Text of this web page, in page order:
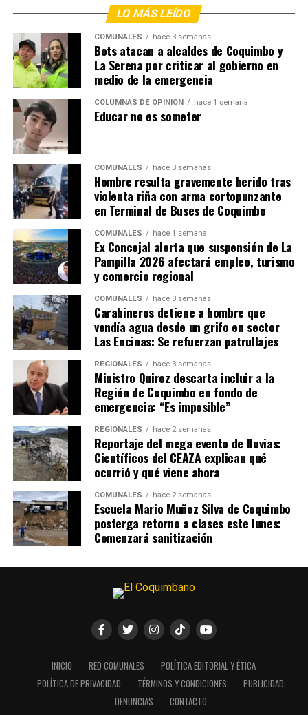
LO MÁS LEÍDO
COMUNALES hace 3 semanas
Bots atacan a alcaldes de Coquimbo y
La Serena por criticar al gobierno en
medio de la emergencia
COLUMNAS DE OPINIÓN hace 1 semana
Educar no es someter
COMUNALES hace 3 semanas
Hombre resulta gravemente herido tras
violenta riña con arma cortopunzante
en Terminal de Buses de Coquimbo
COMUNALES hace 1 semana
Ex Concejal alerta que suspensión de La
Pampilla 2026 afectará empleo, turismo
y comercio regional
COMUNALES hace 3 semanas
Carabineros detiene a hombre que
vendía agua desde un grifo en sector
Las Encinas: Se refuerzan patrullajes
REGIONALES hace 3 semanas
Ministro Quiroz descarta incluir a la
Región de Coquimbo en fondo de
emergencia: “Es imposible”
REGIONALES hace 2 semanas
Reportaje del mega evento de lluvias:
Científicos del CEAZA explican qué
ocurrió y qué viene ahora
COMUNALES hace 2 semanas
Escuela Mario Muñoz Silva de Coquimbo
posterga retorno a clases este lunes:
Comenzará sanitización
INICIO RED COMUNALES
POLÍTICA EDITORIAL Y ÉTICA
POLÍTICA DE PRIVACIDAD
TÉRMINOS Y CONDICIONES
PUBLICIDAD
DENUNCIAS
CONTACTO